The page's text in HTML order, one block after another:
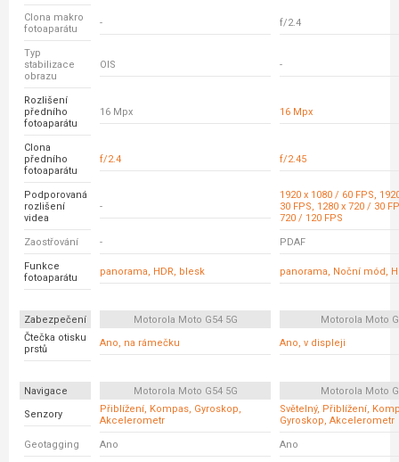
Clona makro
fotoaparátu
- f/2.4
Typ
stabilizace
obrazu
OIS -
Rozlišení
předního
fotoaparátu
16 Mpx 16 Mpx
Clona
předního
fotoaparátu
f/2.4 f/2.45
Podporovaná
rozlišení
videa
-
1920 x 1080 / 60 FPS,
30 FPS, 1280 x 720 / 30
720 / 120 FPS
Zaostřování - PDAF
Funkce
fotoaparátu
panorama, HDR, blesk panorama, Noční mód,
Zabezpečení Motorola Moto G54 5G
Motorola Moto
Čtečka otisku
prstů
Ano, na rámečku Ano, v displeji
Navigace Motorola Moto G54 5G
Motorola Moto
Senzory
Přiblížení, Kompas, Gyroskop,
Akcelerometr
Světelný, Přiblížení,
Gyroskop, Akcelerometr
Geotagging Ano Ano